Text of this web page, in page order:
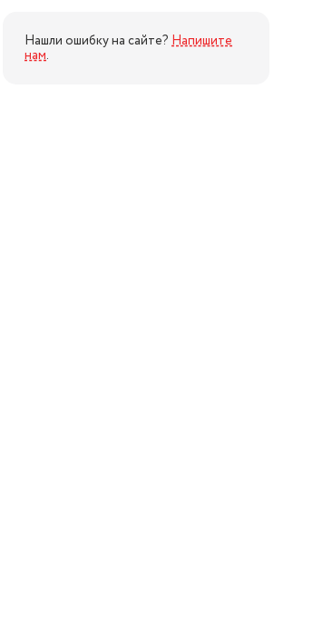
Нашли ошибку на сайте? Напишите
нам.